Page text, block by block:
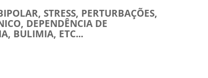
STRESS, PERTURBAÇÕES,
DEPENDÊNCIA DE
BULIMIA, ETC...